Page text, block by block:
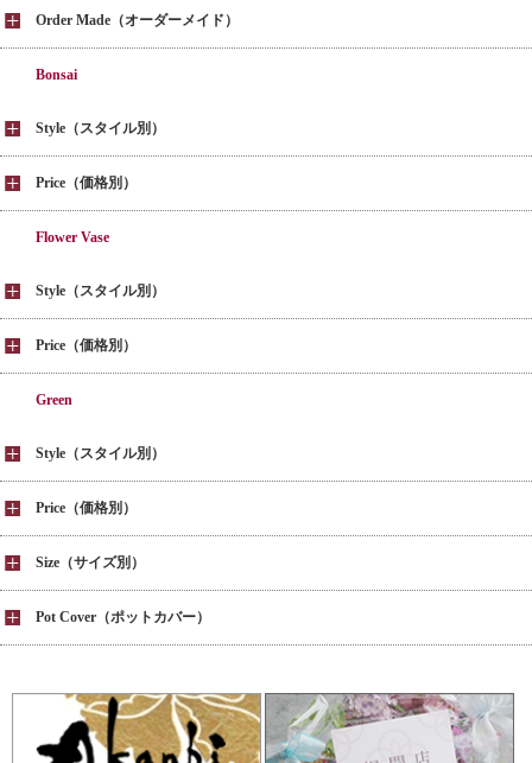
Order Made（オーダーメイド）
Bonsai
Style（スタイル別）
Price（価格別）
Flower Vase
Style（スタイル別）
Price（価格別）
Green
Style（スタイル別）
Price（価格別）
Size（サイズ別）
Pot Cover（ポットカバー）